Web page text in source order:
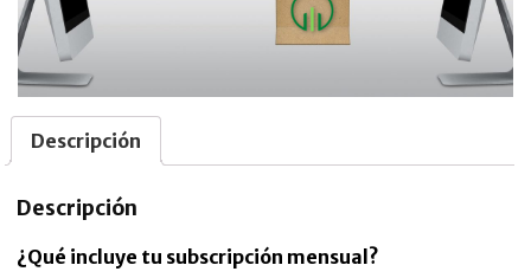
Ambiente
A2.
cantidad
Descripción
Descripción
¿Qué incluye tu subscripción mensual?